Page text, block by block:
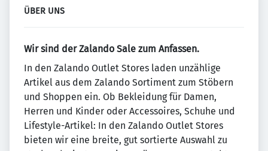
ÜBER UNS
Wir sind der Zalando Sale zum Anfassen.
In den Zalando Outlet Stores laden unzählige
Artikel aus dem Zalando Sortiment zum Stöbern
und Shoppen ein. Ob Bekleidung für Damen,
Herren und Kinder oder Accessoires, Schuhe und
Lifestyle-Artikel: In den Zalando Outlet Stores
bieten wir eine breite, gut sortierte Auswahl zu